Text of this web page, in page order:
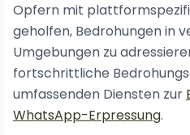
Opfern mit
geholfen, Bedrohungen in
Umgebungen zu
fortschrittliche
umfassenden Diensten zur
WhatsApp-Erpressung.